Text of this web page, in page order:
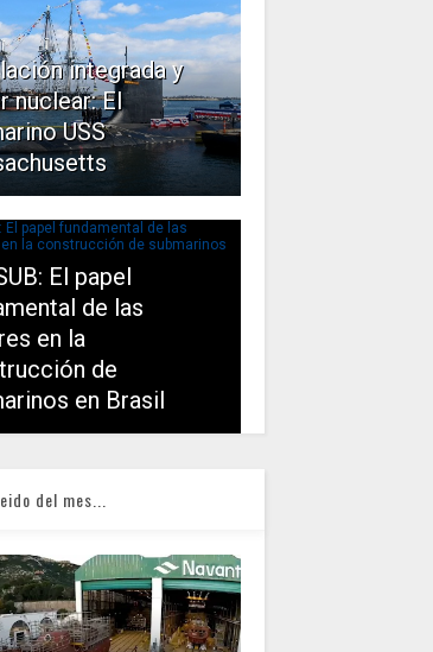
integrada y
nuclear: El
USS
El papel
de las
en la
de
en Brasil
del mes...